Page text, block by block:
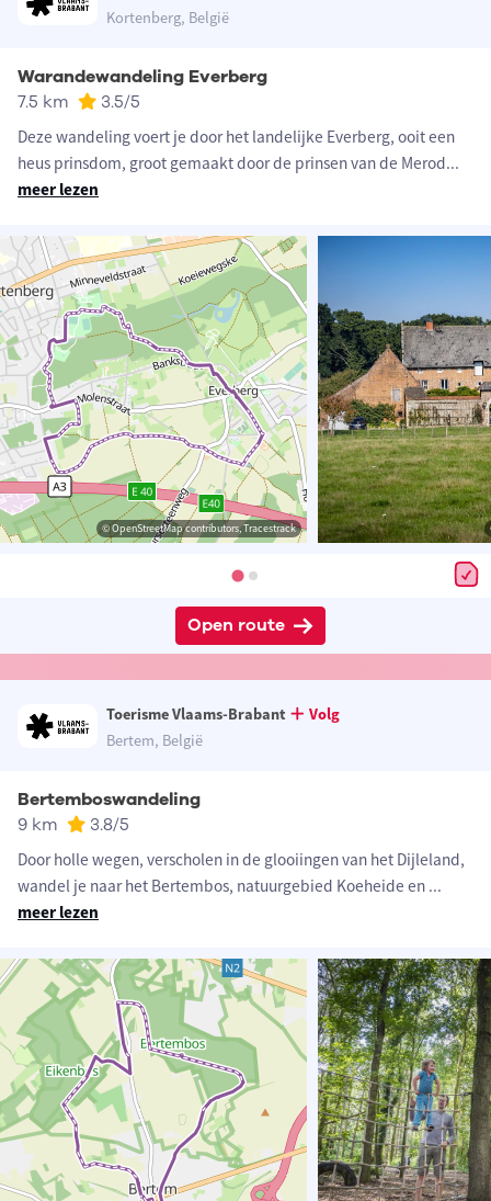
Kortenberg, België
Warandewandeling Everberg
7.5 km 3.5/5
Deze wandeling voert je door het landelijke Everberg, ooit een
heus prinsdom, groot gemaakt door de prinsen van de Merod...
meer lezen
© OpenStreetMap contributors, Tracestrack
Open route
Toerisme Vlaams-Brabant
Volg
Bertem, België
Bertemboswandeling
9 km 3.8/5
Door holle wegen, verscholen in de glooiingen van het Dijleland,
wandel je naar het Bertembos, natuurgebied Koeheide en ...
meer lezen